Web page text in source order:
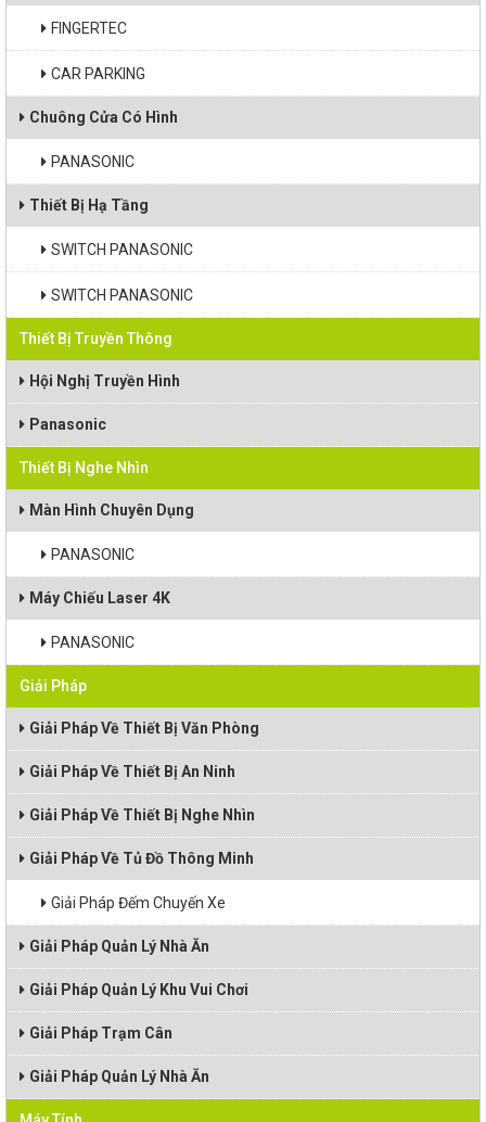
FINGERTEC
CAR PARKING
Chuông Cửa Có Hình
PANASONIC
Thiết Bị Hạ Tầng
SWITCH PANASONIC
SWITCH PANASONIC
Thiết Bị Truyền Thông
Hội Nghị Truyền Hình
Panasonic
Thiết Bị Nghe Nhìn
Màn Hình Chuyên Dụng
PANASONIC
Máy Chiếu Laser 4K
PANASONIC
Giải Pháp
Giải Pháp Về Thiết Bị Văn Phòng
Giải Pháp Về Thiết Bị An Ninh
Giải Pháp Về Thiết Bị Nghe Nhìn
Giải Pháp Về Tủ Đồ Thông Minh
Giải Pháp Đếm Chuyến Xe
Giải Pháp Quản Lý Nhà Ăn
Giải Pháp Quản Lý Khu Vui Chơi
Giải Pháp Trạm Cân
Giải Pháp Quản Lý Nhà Ăn